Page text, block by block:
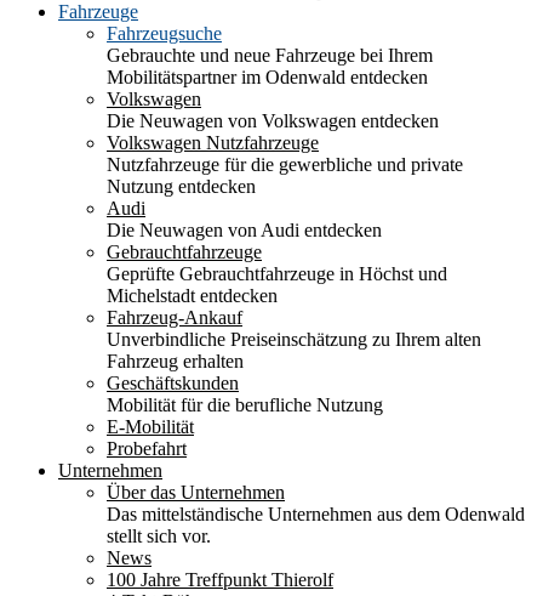
Fahrzeuge
Fahrzeugsuche
Gebrauchte und neue Fahrzeuge bei Ihrem
Mobilitätspartner im Odenwald entdecken
Volkswagen
Die Neuwagen von Volkswagen entdecken
Volkswagen Nutzfahrzeuge
Nutzfahrzeuge für die gewerbliche und private
Nutzung entdecken
Audi
Die Neuwagen von Audi entdecken
Gebrauchtfahrzeuge
Geprüfte Gebrauchtfahrzeuge in Höchst und
Michelstadt entdecken
Fahrzeug-Ankauf
Unverbindliche Preiseinschätzung zu Ihrem alten
Fahrzeug erhalten
Geschäftskunden
Mobilität für die berufliche Nutzung
E-Mobilität
Probefahrt
Unternehmen
Über das Unternehmen
Das mittelständische Unternehmen aus dem Odenwald
stellt sich vor.
News
100 Jahre Treffpunkt Thierolf